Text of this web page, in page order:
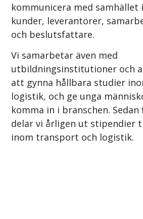
kommunicera med samhället
kunder, leverantörer,
och beslutsfattare.
Vi samarbetar även med
utbildningsinstitutioner och
att gynna hållbara studier
logistik, och ge unga
komma in i branschen.
delar vi årligen ut stipendier
inom transport och logistik.